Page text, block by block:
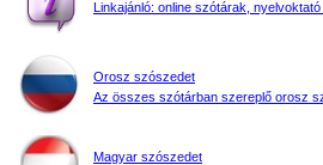
Linkajánló: online szótárak, nyelvoktató
Orosz szószedet
Az összes szótárban szereplő orosz
Magyar szószedet